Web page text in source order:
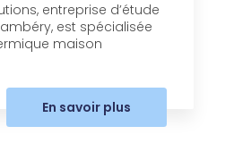
entreprise d’étude
est spécialisée
maison
En savoir plus